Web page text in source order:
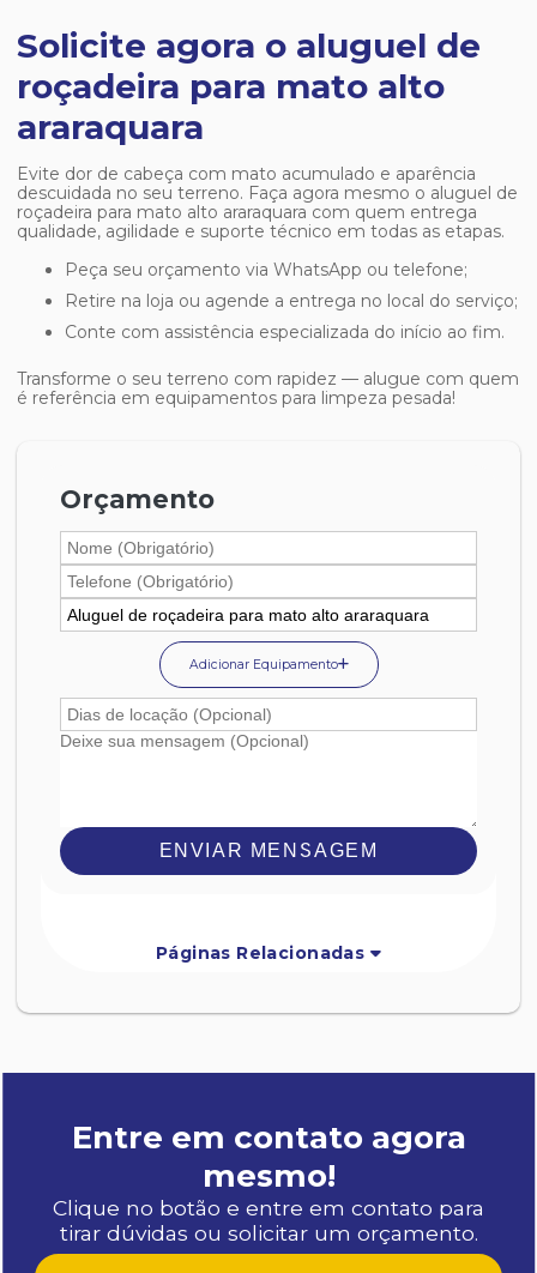
Solicite agora o aluguel de
roçadeira para mato alto
araraquara
Evite dor de cabeça com mato acumulado e aparência
descuidada no seu terreno. Faça agora mesmo o aluguel de
roçadeira para mato alto araraquara com quem entrega
qualidade, agilidade e suporte técnico em todas as etapas.
Peça seu orçamento via WhatsApp ou telefone;
Retire na loja ou agende a entrega no local do serviço;
Conte com assistência especializada do início ao fim.
Transforme o seu terreno com rapidez — alugue com quem
é referência em equipamentos para limpeza pesada!
Orçamento
Adicionar Equipamento
ENVIAR MENSAGEM
Páginas Relacionadas
Entre em contato agora
mesmo!
Clique no botão e entre em contato para
tirar dúvidas ou solicitar um orçamento.